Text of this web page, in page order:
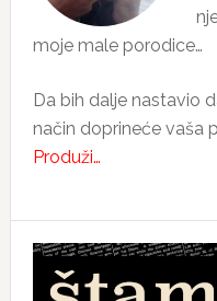
moje male porodice…
Da bih dalje nastavio
način doprineće vaša
Produži…